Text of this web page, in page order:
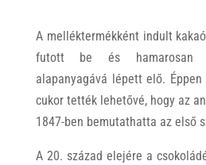
A melléktermékként indult
futott be és hamarosan a
alapanyagává lépett elő.
cukor tették lehetővé, hogy az
1847-ben bemutathatta az első
A 20. század elejére a